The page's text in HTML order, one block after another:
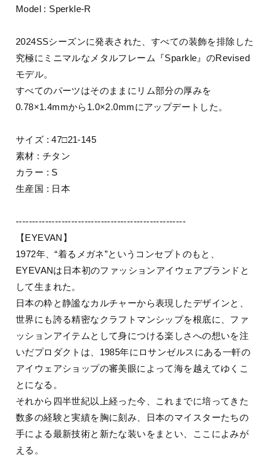
Model : Sperkle-R
2024SSシーズンに発表された、すべての装飾を排除した
究極にミニマルなメタルフレーム『Sparkle』のRevised
モデル。
すべてのパーツはそのままにリム部分の厚みを
0.78×1.4mmから1.0×2.0mmにアップデートした。
サイズ : 47□21-145
素材 : チタン
カラー : S
生産国 : 日本
----------------------------------------------------
【EYEVAN】
1972年、“着るメガネ”というコンセプトのもと、
EYEVANは日本初のファッションアイウェアブランドと
して生まれた。
日本の粋と静謐なカルチャーから表現したデザインと、
世界にも誇る精密なクラフトマンシップを根底に、ファ
ッションアイテムとして身につける楽しさへの想いを注
いだプロダクトは、1985年にロサンゼルスにある一軒の
アイウェアショップの審美眼によって海を越えてゆくこ
とになる。
それから四半世紀以上経った今、これまでに培ってきた
数多の経験と実績を胸に刻み、日本のマイスターたちの
手による最新技術と新たな装いをまとい、ここによみが
える。